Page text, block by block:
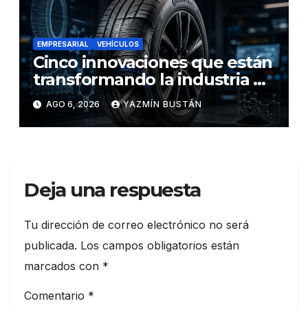
EMPRESARIAL VEHÍCULOS
Cinco innovaciones que están
transformando la industria de
los neumáticos y redefinen el
futuro de la movilidad
AGO 6, 2026 YAZMÍN BUSTÁN
Deja una respuesta
Tu dirección de correo electrónico no será
publicada. Los campos obligatorios están
marcados con *
Comentario *